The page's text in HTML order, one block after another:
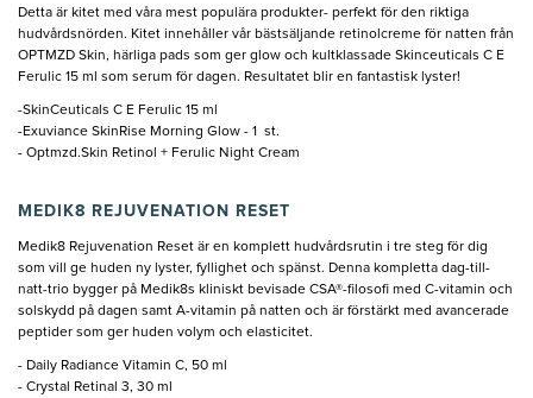
Detta är kitet med våra mest populära produkter- perfekt för den riktiga
hudvårdsnörden. Kitet innehåller vår bästsäljande retinolcreme för natten från
OPTMZD Skin, härliga pads som ger glow och kultklassade Skinceuticals C E
Ferulic 15 ml som serum för dagen. Resultatet blir en fantastisk lyster!
-SkinCeuticals C E Ferulic 15 ml
-Exuviance SkinRise Morning Glow - 1 st.
- Optmzd.Skin Retinol + Ferulic Night Cream
MEDIK8 REJUVENATION RESET
Medik8 Rejuvenation Reset är en komplett hudvårdsrutin i tre steg för dig
som vill ge huden ny lyster, fyllighet och spänst. Denna kompletta dag-till-
natt-trio bygger på Medik8s kliniskt bevisade CSA®-filosofi med C-vitamin och
solskydd på dagen samt A-vitamin på natten och är förstärkt med avancerade
peptider som ger huden volym och elasticitet.
- Daily Radiance Vitamin C, 50 ml
- Crystal Retinal 3, 30 ml